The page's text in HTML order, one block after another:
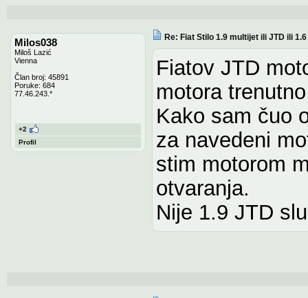
Milos038
Miloš Lazić
Vienna
Član broj: 45891
Poruke: 684
77.46.243.*
+2
Profil
Re: Fiat Stilo 1.9 multijet ili JTD ili
Fiatov JTD
motora
Kako sam čuo
za navedeni
stim motorom
otvaranja.
Nije 1.9 JTD